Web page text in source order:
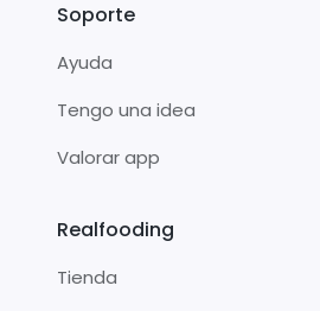
Soporte
Ayuda
Tengo una idea
Valorar app
Realfooding
Tienda